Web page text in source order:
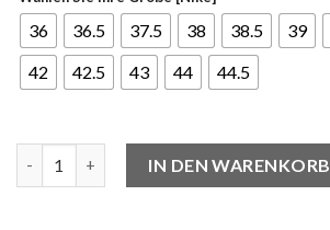
36 36.5 37.5 38 38.5 39
42
42.5 43 44 44.5
IN DEN WARENKORB